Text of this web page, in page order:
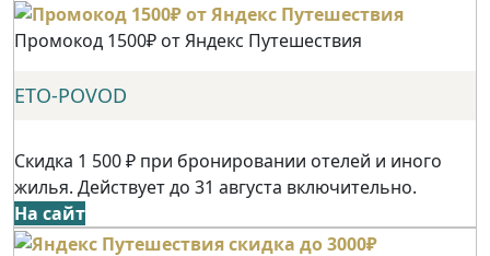
Промокод 1500₽ от Яндекс Путешествия
ETO-POVOD
Скидка 1 500 ₽ при бронировании отелей и иного
жилья. Действует до 31 августа включительно.
На сайт